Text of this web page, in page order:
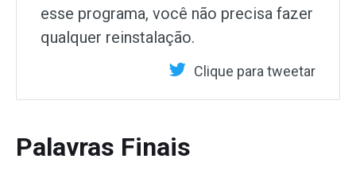
esse programa, você não precisa fazer
qualquer reinstalação.
Clique para tweetar
Palavras Finais